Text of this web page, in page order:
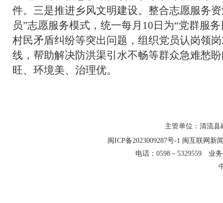
件。三是推进乡风文明建设。整合志愿服务
员”志愿服务模式，统一每月10日为“党群服
村民矛盾纠纷等突出问题，组织党员认岗领
线，帮助解决防洪渠引水不畅等群众急难愁
旺、环境美、治理优。
主管单位：清流县
闽ICP备2023009287号-1 闽互联网新
电话：0598－5329559 业